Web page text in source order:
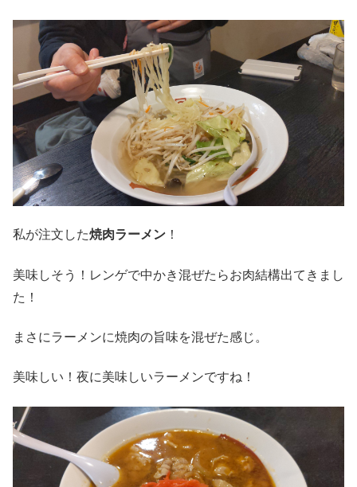
私が注文した焼肉ラーメン ！
美味しそう！レンゲで中かき混ぜたらお肉結構出てきまし
た！
まさにラーメンに焼肉の旨味を混ぜた感じ。
美味しい！夜に美味しいラーメンですね！